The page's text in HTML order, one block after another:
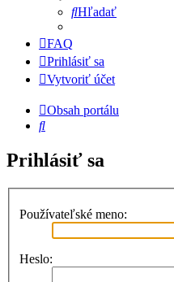
Hľadať
FAQ
Prihlásiť sa
Vytvoriť účet
Obsah portálu
Hľadať
Prihlásiť sa
Používateľské meno:
Heslo: